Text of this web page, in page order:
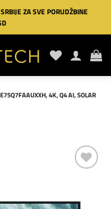
ZA SVE PORUDŽBINE
4K, Q4 AI, SOLAR
listu